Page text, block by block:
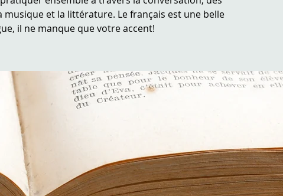
musique et la littérature. Le français est une belle
il ne manque que votre accent!